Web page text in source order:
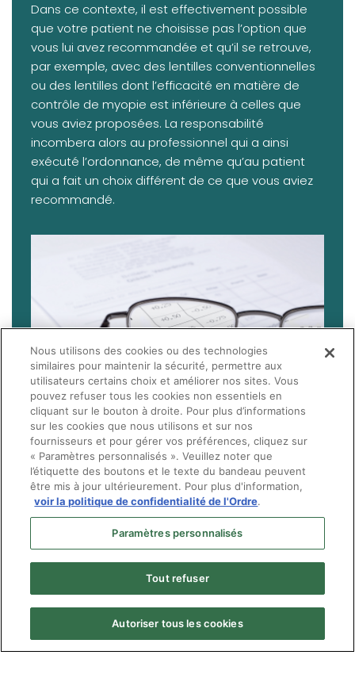
Dans ce contexte, il est effectivement possible
que votre patient ne choisisse pas l’option que
vous lui avez recommandée et qu’il se retrouve,
par exemple, avec des lentilles conventionnelles
ou des lentilles dont l’efficacité en matière de
contrôle de myopie est inférieure à celles que
vous aviez proposées. La responsabilité
incombera alors au professionnel qui a ainsi
exécuté l’ordonnance, de même qu’au patient
qui a fait un choix différent de ce que vous aviez
recommandé.
Menu
© Ordre des optométristes du Québec
Nous utilisons des cookies ou des technologies
similaires pour maintenir la sécurité, permettre aux
utilisateurs certains choix et améliorer nos sites. Vous
pouvez refuser tous les cookies non essentiels en
cliquant sur le bouton à droite. Pour plus d’informations
sur les cookies que nous utilisons et sur nos
fournisseurs et pour gérer vos préférences, cliquez sur
« Paramètres personnalisés ». Veuillez noter que
l’étiquette des boutons et le texte du bandeau peuvent
être mis à jour ultérieurement. Pour plus d'information,
voir la politique de confidentialité de l'Ordre.
Paramètres personnalisés
Tout refuser
Autoriser tous les cookies